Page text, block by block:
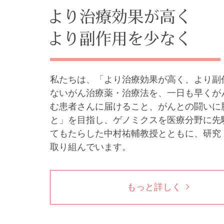
私たちは、「より治療効果が高く、より副
ないがん治療薬・治療法を、一日も早くが
む患者さんに届けること、がんとの闘いに
と」を目指し、ゲノミクスを医療分野に先
てもたらした中村祐輔教授とともに、研究
取り組んでいます。
もっと詳しく